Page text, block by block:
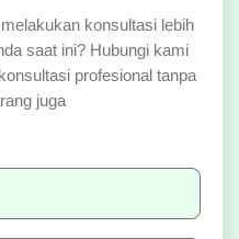
konsultasi lebih
saat ini? Hubungi kami
profesional tanpa
juga